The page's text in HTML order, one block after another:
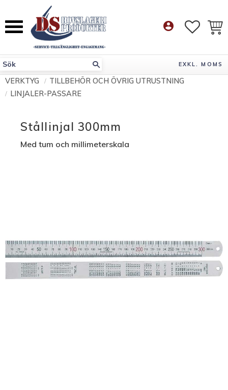
Meny account_circle
EXKL. MOMS
VERKTYG
TILLBEHÖR OCH ÖVRIG UTRUSTNING
LINJALER-PASSARE
Stållinjal 300mm
Med tum och millimeterskala